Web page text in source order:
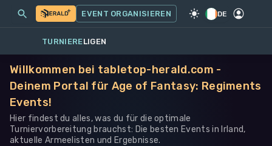
SPIEL·WARHAMMER 40K
MEINE EVENTS MEHR
EVENT ORGANISIEREN DE
TURNIERELIGEN
Willkommen bei tabletop-herald.com -
Deinem Portal für Age of Fantasy: Regiments
Events!
Hier findest du alles, was du für die optimale
Turniervorbereitung brauchst: Die besten Events in Irland,
aktuelle Armeelisten und Ergebnisse.